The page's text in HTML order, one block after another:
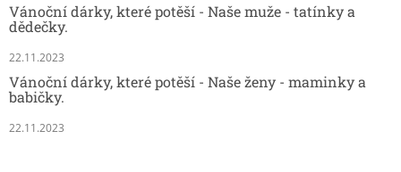
Vánoční dárky, které potěší - Naše muže - tatínky a
dědečky.
22.11.2023
Vánoční dárky, které potěší - Naše ženy - maminky a
babičky.
22.11.2023